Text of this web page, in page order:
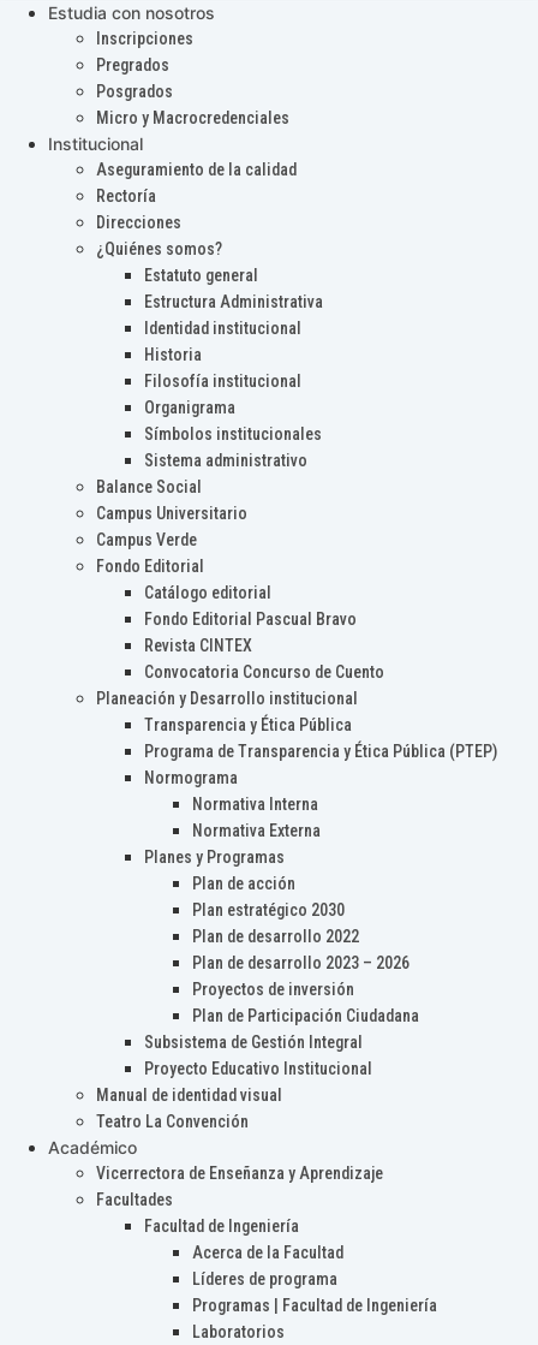
Estudia con nosotros
Inscripciones
Pregrados
Posgrados
Micro y Macrocredenciales
Institucional
Aseguramiento de la calidad
Rectoría
Direcciones
¿Quiénes somos?
Estatuto general
Estructura Administrativa
Identidad institucional
Historia
Filosofía institucional
Organigrama
Símbolos institucionales
Sistema administrativo
Balance Social
Campus Universitario
Campus Verde
Fondo Editorial
Catálogo editorial
Fondo Editorial Pascual Bravo
Revista CINTEX
Convocatoria Concurso de Cuento
Planeación y Desarrollo institucional
Transparencia y Ética Pública
Programa de Transparencia y Ética Pública (PTEP)
Normograma
Normativa Interna
Normativa Externa
Planes y Programas
Plan de acción
Plan estratégico 2030
Plan de desarrollo 2022
Plan de desarrollo 2023 – 2026
Proyectos de inversión
Plan de Participación Ciudadana
Subsistema de Gestión Integral
Proyecto Educativo Institucional
Manual de identidad visual
Teatro La Convención
Académico
Vicerrectora de Enseñanza y Aprendizaje
Facultades
Facultad de Ingeniería
Acerca de la Facultad
Líderes de programa
Programas | Facultad de Ingeniería
Laboratorios